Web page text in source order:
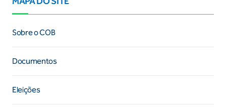
Sobre o COB
Documentos
Eleições